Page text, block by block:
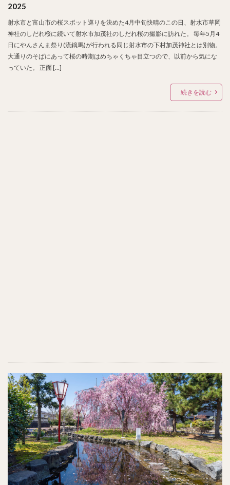
2025
射水市と富山市の桜スポット巡りを決めた4月中旬快晴のこの日、射水市草岡
神社のしだれ桜に続いて射水市加茂社のしだれ桜の撮影に訪れた。 毎年5月4
日にやんさんま祭り(流鏑馬)が行われる同じ射水市の下村加茂神社とは別物。
大通りのそばにあって桜の時期はめちゃくちゃ目立つので、以前から気にな
っていた。 正面 […]
続きを読む